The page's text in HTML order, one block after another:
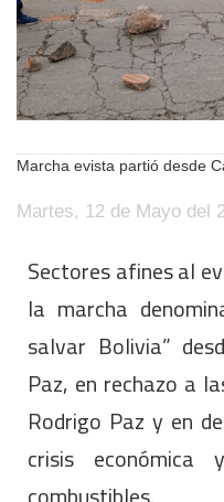
Marcha evista partió desde
Martes, 12 de Mayo del
Sectores afines al
la marcha
salvar Bolivia”
Paz, en rechazo a
Rodrigo Paz y en
crisis económica